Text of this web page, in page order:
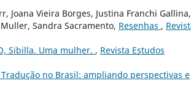
Joana Vieira Borges, Justina Franchi Gallina,
Sandra Sacramento, Resenhas ,
Sibilla. Uma mulher. , Revista Estudos
no Brasil: ampliando perspectivas e